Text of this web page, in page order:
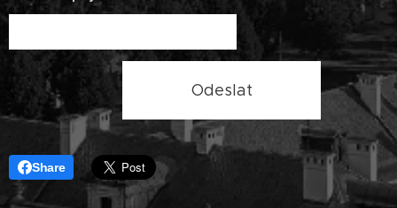
Odeslat
Share